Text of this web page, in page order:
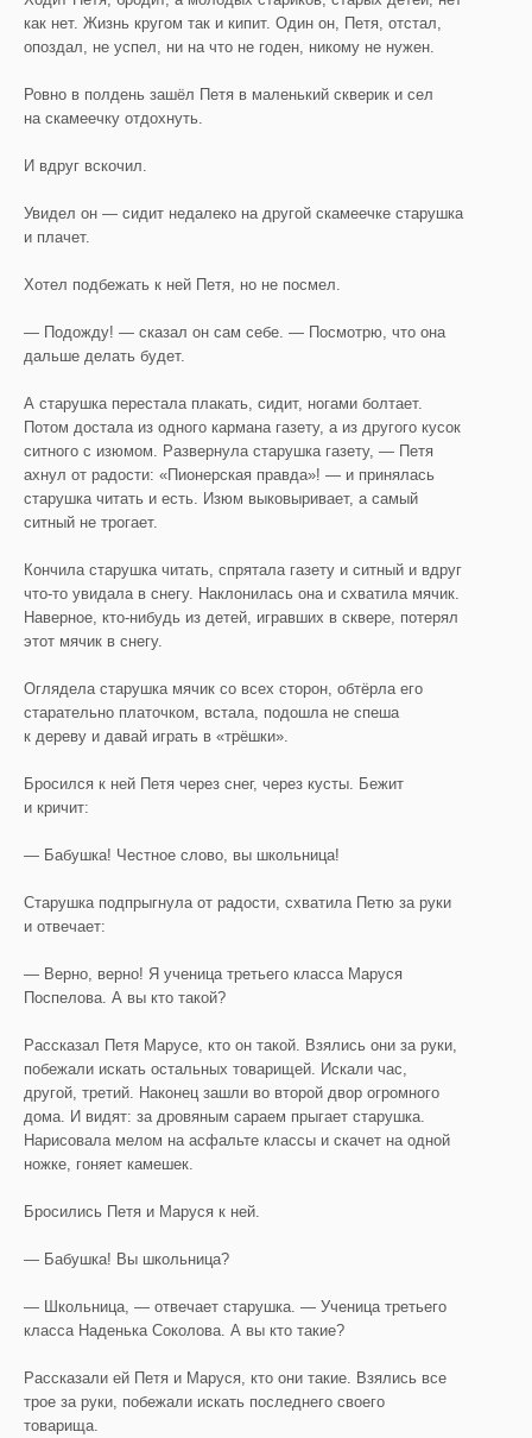
как нет. Жизнь кругом так и кипит. Один он, Петя, отстал,
опоздал, не успел, ни на что не годен, никому не нужен.
Ровно в полдень зашёл Петя в маленький скверик и сел
на скамеечку отдохнуть.
И вдруг вскочил.
Увидел он — сидит недалеко на другой скамеечке старушка
и плачет.
Хотел подбежать к ней Петя, но не посмел.
— Подожду! — сказал он сам себе. — Посмотрю, что она
дальше делать будет.
А старушка перестала плакать, сидит, ногами болтает.
Потом достала из одного кармана газету, а из другого кусок
ситного с изюмом. Развернула старушка газету, — Петя
ахнул от радости: «Пионерская правда»! — и принялась
старушка читать и есть. Изюм выковыривает, а самый
ситный не трогает.
Кончила старушка читать, спрятала газету и ситный и вдруг
что-то увидала в снегу. Наклонилась она и схватила мячик.
Наверное, кто-нибудь из детей, игравших в сквере, потерял
этот мячик в снегу.
Оглядела старушка мячик со всех сторон, обтёрла его
старательно платочком, встала, подошла не спеша
к дереву и давай играть в «трёшки».
Бросился к ней Петя через снег, через кусты. Бежит
и кричит:
— Бабушка! Честное слово, вы школьница!
Старушка подпрыгнула от радости, схватила Петю за руки
и отвечает:
— Верно, верно! Я ученица третьего класса Маруся
Поспелова. А вы кто такой?
Рассказал Петя Марусе, кто он такой. Взялись они за руки,
побежали искать остальных товарищей. Искали час,
другой, третий. Наконец зашли во второй двор огромного
дома. И видят: за дровяным сараем прыгает старушка.
Нарисовала мелом на асфальте классы и скачет на одной
ножке, гоняет камешек.
Бросились Петя и Маруся к ней.
— Бабушка! Вы школьница?
— Школьница, — отвечает старушка. — Ученица третьего
класса Наденька Соколова. А вы кто такие?
Рассказали ей Петя и Маруся, кто они такие. Взялись все
трое за руки, побежали искать последнего своего
товарища.